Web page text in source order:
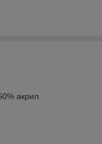
акрил